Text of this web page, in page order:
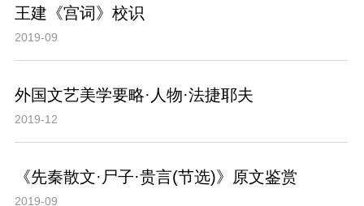
王建《宫词》校识
2019-09
外国文艺美学要略·人物·法捷耶夫
2019-12
《先秦散文·尸子·贵言(节选)》原文鉴赏
2019-09